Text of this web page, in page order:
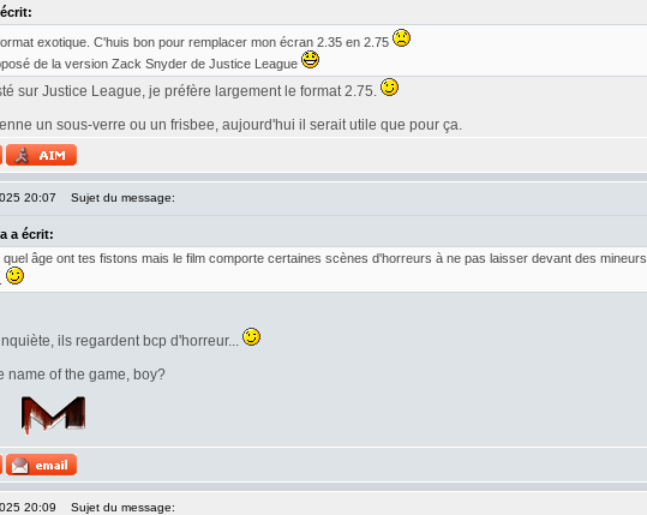
exotique. C'huis bon pour remplacer mon écran 2.35 en 2.75
de la version Zack Snyder de Justice League
sur Justice League, je préfère largement le format 2.75.
un sous-verre ou un frisbee, aujourd'hui il serait utile que pour ça.
20:07 Sujet du message:
a écrit:
âge ont tes fistons mais le film comporte certaines scènes d'horreurs à ne pas laisser devant des mineurs.
ils regardent bcp d'horreur...
name of the game, boy?
20:09 Sujet du message: